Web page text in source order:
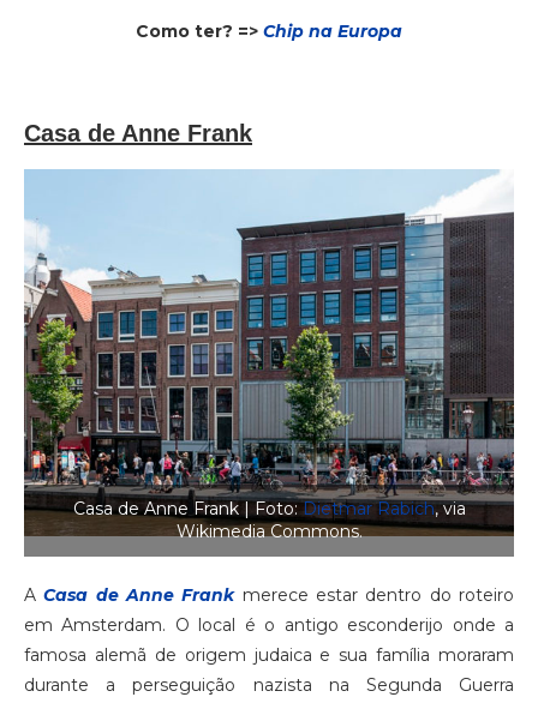
Como ter? => Chip na Europa
Casa de Anne Frank
Casa de Anne Frank | Foto:Dietmar Rabich, via
Wikimedia Commons.
ACasa de Anne Frankmerece estar dentro do roteiro
em Amsterdam. O local é o antigo esconderijo onde a
famosa alemã de origem judaica e sua família moraram
durante a perseguição nazista na Segunda Guerra